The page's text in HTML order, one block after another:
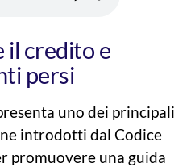
il credito e
persi
uno dei principali
introdotti dal Codice
promuovere una guida